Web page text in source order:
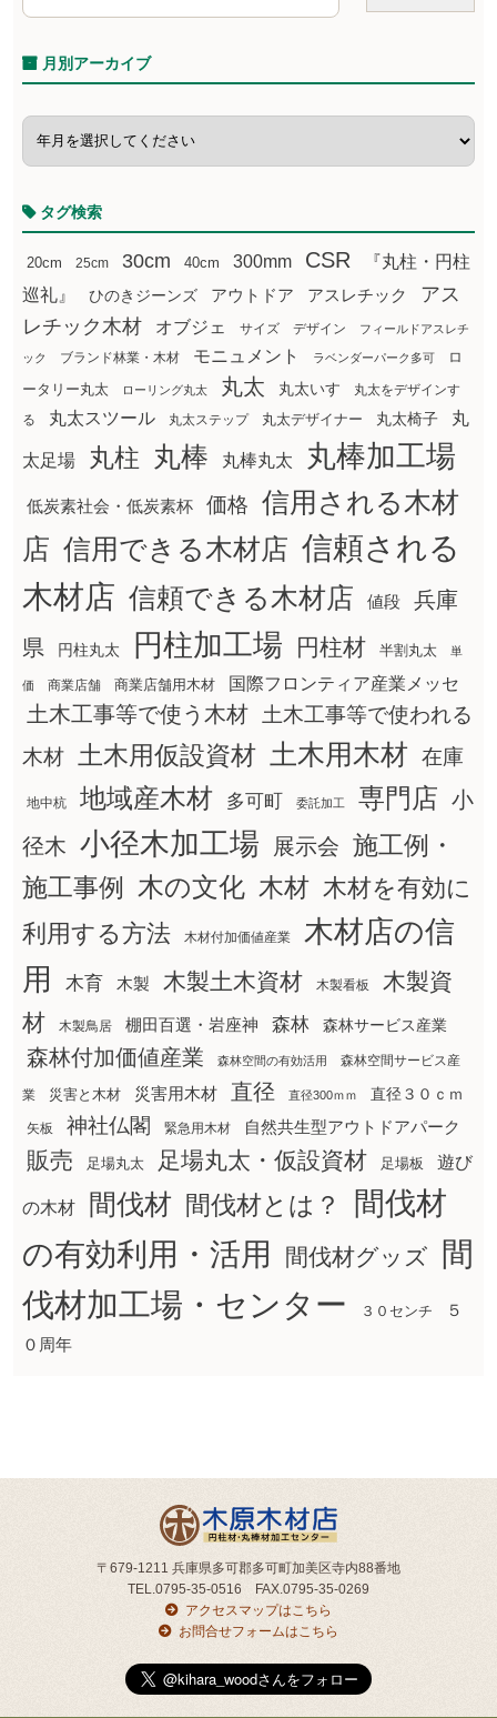
月別アーカイブ
タグ検索
20cm 25cm 30cm 40cm 300mm CSR
『丸柱・円柱
巡礼』
ひのきジーンズ アウトドア アスレチック
アス
レチック木材
オブジェ サイズ デザイン フィールドアスレチ
ック ブランド林業・木材 モニュメント ラベンダーパーク多可
ロ
ータリー丸太
ローリング丸太 丸太 丸太いす
丸太をデザインす
る
丸太スツール 丸太ステップ 丸太デザイナー 丸太椅子 丸
太足場 丸柱 丸棒 丸棒丸太 丸棒加工場
低炭素社会・低炭素杯 価格
信用される木材
店 信用できる木材店 信頼される
木材店 信頼できる木材店 値段
兵庫
県
円柱丸太 円柱加工場 円柱材 半割丸太 単
価 商業店舗 商業店舗用木材 国際フロンティア産業メッセ
土木工事等で使う木材
土木工事等で使われる
木材
土木用仮設資材 土木用木材 在庫
地中杭 地域産木材 多可町 委託加工 専門店 小
径木 小径木加工場 展示会 施工例・
施工事例
木の文化 木材 木材を有効に
利用する方法
木材付加価値産業
木材店の信
用
木育 木製 木製土木資材 木製看板
木製資
材
木製鳥居 棚田百選・岩座神 森林 森林サービス産業
森林付加価値産業 森林空間の有効活用 森林空間サービス産
業 災害と木材 災害用木材 直径 直径300ｍｍ 直径３０ｃｍ
矢板 神社仏閣 緊急用木材 自然共生型アウトドアパーク
販売 足場丸太 足場丸太・仮設資材 足場板 遊び
の木材 間伐材 間伐材とは？
間伐材
の有効利用・活用
間伐材グッズ
間
伐材加工場・センター
３０センチ
５
０周年
〒679-1211 兵庫県多可郡多可町加美区寺内88番地
TEL.0795-35-0516 FAX.0795-35-0269
アクセスマップはこちら
お問合せフォームはこちら